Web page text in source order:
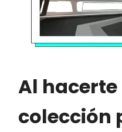
Al
colección